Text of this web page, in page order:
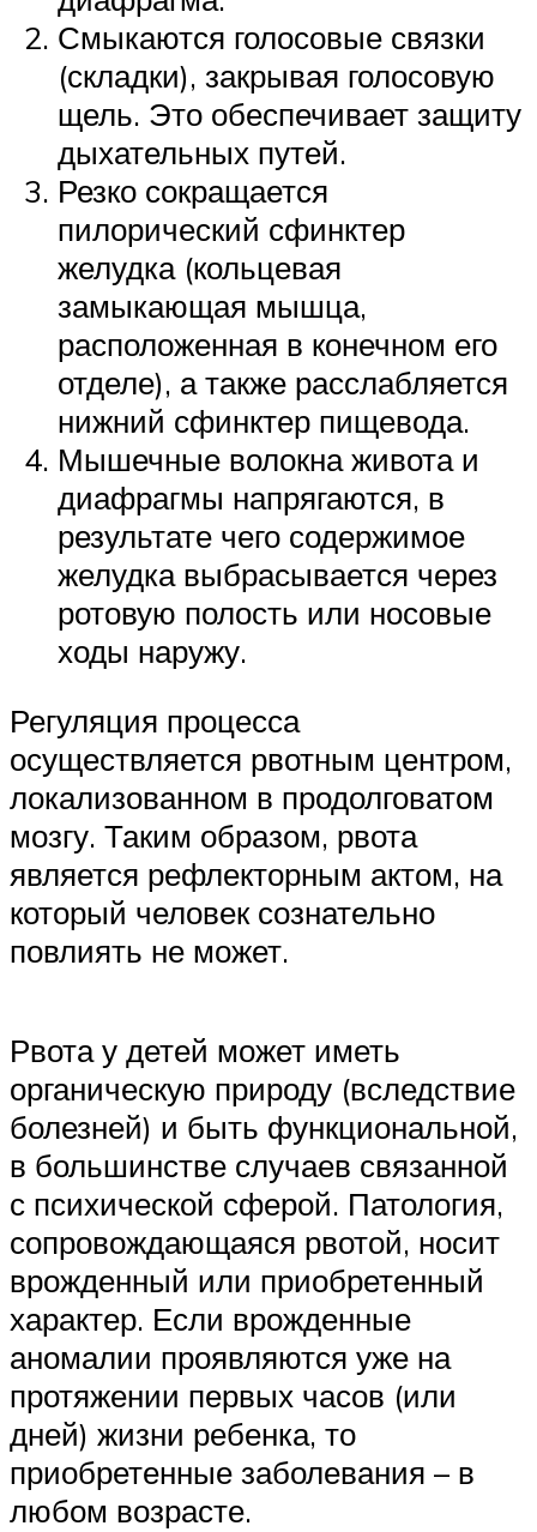
Смыкаются голосовые связки
(складки), закрывая голосовую
щель. Это обеспечивает защиту
дыхательных путей.
Резко сокращается
пилорический сфинктер
желудка (кольцевая
замыкающая мышца,
расположенная в конечном его
отделе), а также расслабляется
нижний сфинктер пищевода.
Мышечные волокна живота и
диафрагмы напрягаются, в
результате чего содержимое
желудка выбрасывается через
ротовую полость или носовые
ходы наружу.
Регуляция процесса
осуществляется рвотным центром,
локализованном в продолговатом
мозгу. Таким образом, рвота
является рефлекторным актом, на
который человек сознательно
повлиять не может.
Рвота у детей может иметь
органическую природу (вследствие
болезней) и быть функциональной,
в большинстве случаев связанной
с психической сферой. Патология,
сопровождающаяся рвотой, носит
врожденный или приобретенный
характер. Если врожденные
аномалии проявляются уже на
протяжении первых часов (или
дней) жизни ребенка, то
приобретенные заболевания – в
любом возрасте.